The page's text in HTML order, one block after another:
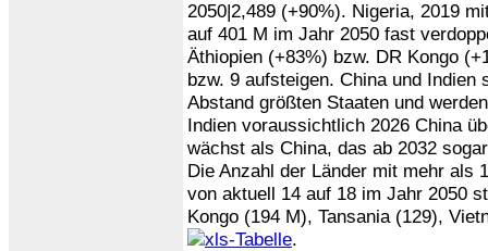
2050|2,489 (+90%). Nigeria, 2019
auf 401 M im Jahr 2050 fast
Äthiopien (+83%) bzw. DR Kongo
bzw. 9 aufsteigen. China und Indien
Abstand größten Staaten und
Indien voraussichtlich 2026 China
wächst als China, das ab 2032
Die Anzahl der Länder mit mehr als
von aktuell 14 auf 18 im Jahr 2050
Kongo (194 M), Tansania (129),
.